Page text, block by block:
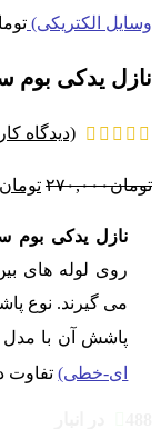
وسایل الکتریکی)
نازل یدکی بوم
(دیدگاه
تومان۲۷۰,۰۰۰ قیمت
بود.
تومان
نازل یدکی بوم
می گیرند. نوع
پاشش آن با مدل
ای-خطی)تفاوت